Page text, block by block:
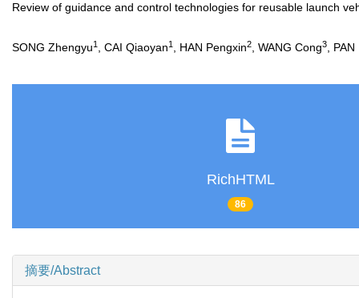
Review of guidance and control technologies for reusable launch
SONG Zhengyu1 , CAI Qiaoyan1 , HAN Pengxin2 , WANG Cong3 ,
RichHTML
86
摘要/Abstract